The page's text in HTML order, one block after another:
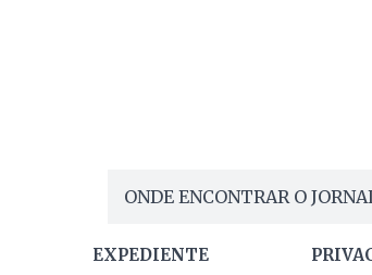
ONDE ENCONTRAR O
EXPEDIENTE